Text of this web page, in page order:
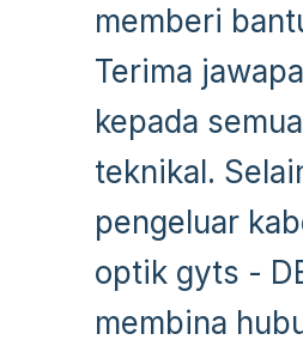
memberi
Terima
kepada
teknikal.
pengeluar
optik gyts -
membina